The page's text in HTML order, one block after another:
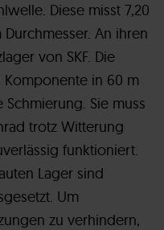
Diese misst 7,20
An ihren
von SKF. Die
in 60 m
Sie muss
trotz Witterung
funktioniert.
Lager sind
Um
zu verhindern,